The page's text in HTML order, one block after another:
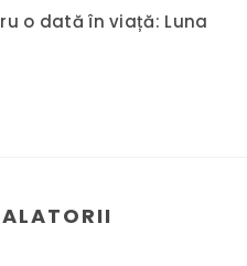
o dată în viață: Luna